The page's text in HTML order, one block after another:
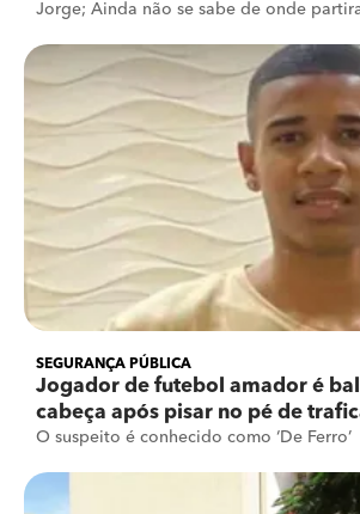
Jorge; Ainda não se sabe de onde
SEGURANÇA PÚBLICA
Jogador de futebol amador é
cabeça após pisar no pé de
O suspeito é conhecido como ‘De Ferro’